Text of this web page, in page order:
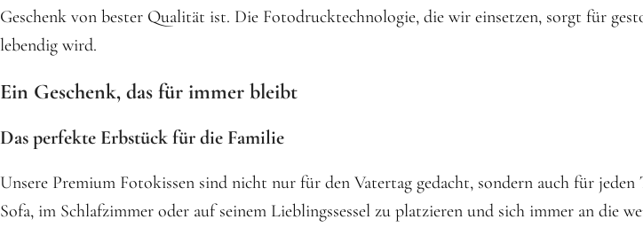
Geschenk von bester Qualität ist. Die Fotodrucktechnologie, die wir einsetzen, sorgt für
lebendig wird.
Ein Geschenk, das für immer bleibt
Das perfekte Erbstück für die Familie
Unsere Premium Fotokissen sind nicht nur für den Vatertag gedacht, sondern auch für jeden
Sofa, im Schlafzimmer oder auf seinem Lieblingssessel zu platzieren und sich immer an die